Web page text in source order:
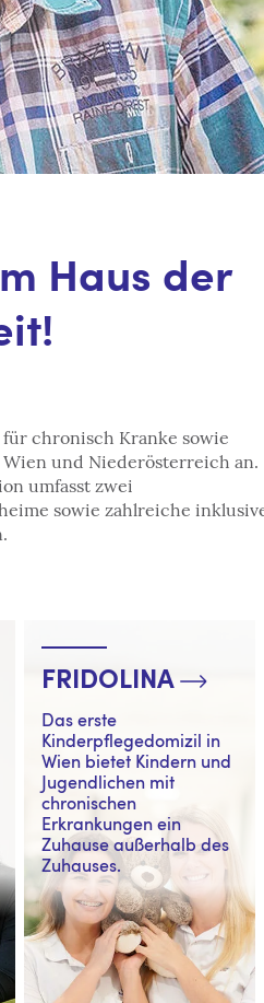
Haus der
chronisch Kranke sowie
und Niederösterreich an.
umfasst zwei
sowie zahlreiche
FRIDOLINA
Das erste
Kinderpflegedomizil in
Wien bietet Kindern und
Jugendlichen mit
chronischen
Erkrankungen ein
Zuhause außerhalb des
Zuhauses.